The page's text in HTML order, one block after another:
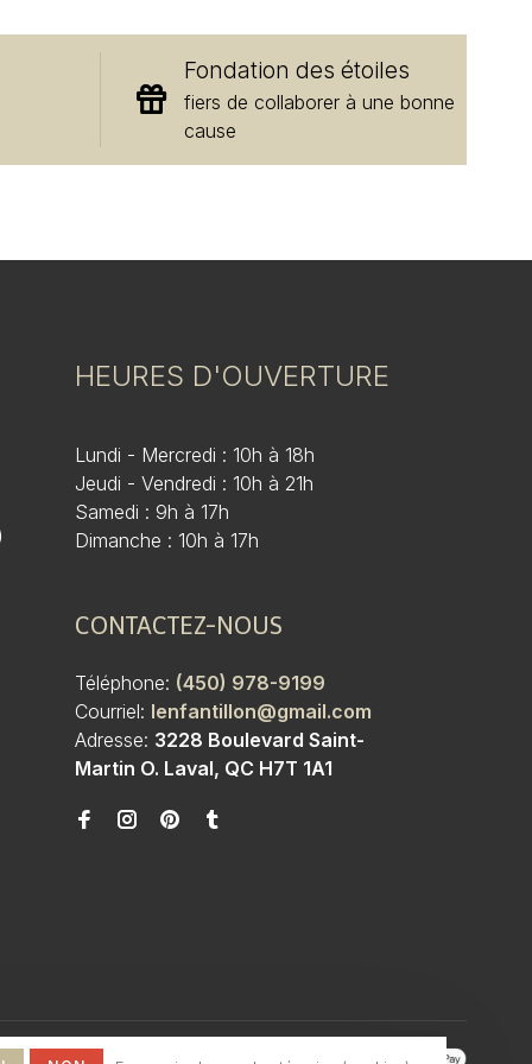
Fondation des étoiles
fiers de collaborer à une bonne
cause
HEURES D'OUVERTURE
Lundi - Mercredi : 10h à 18h
Jeudi - Vendredi : 10h à 21h
Samedi : 9h à 17h
Dimanche : 10h à 17h
CONTACTEZ-NOUS
Téléphone: (450) 978-9199
Courriel: lenfantillon@gmail.com
Adresse: 3228 Boulevard Saint-
Martin O. Laval, QC H7T 1A1